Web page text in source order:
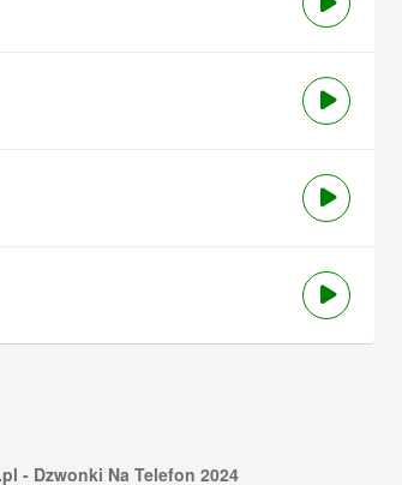
- Dzwonki Na Telefon 2024